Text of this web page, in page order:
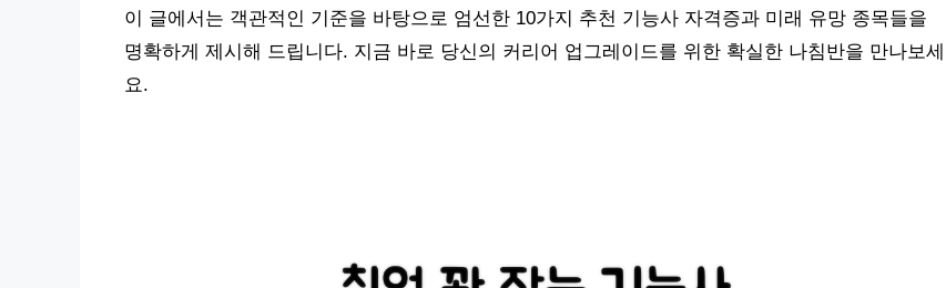
이 글에서는 객관적인 기준을 바탕으로 엄선한 10가지 추천 기능사 자격증과 미래 유망 종목들을
명확하게 제시해 드립니다. 지금 바로 당신의 커리어 업그레이드를 위한 확실한 나침반을 만나보세
요.